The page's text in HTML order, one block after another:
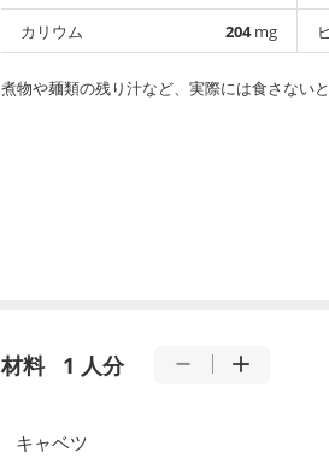
カリウム
204mg
煮物や麺類の残り汁など、実際には食さない
材料 1 人分
キャベツ